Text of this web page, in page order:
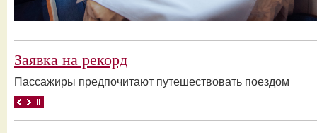
Заявка на рекорд
Пассажиры предпочитают путешествовать поездом